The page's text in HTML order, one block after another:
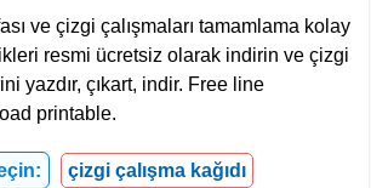
ve çizgi çalışmaları tamamlama kolay
resmi ücretsiz olarak indirin ve çizgi
yazdır, çıkart, indir. Free line
printable.
çizgi çalışma kağıdı